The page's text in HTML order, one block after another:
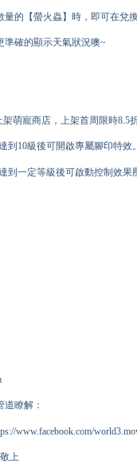
的【螢火蟲】時，即可在兌
準確的顯示天氣狀況噢~
萌寵商店，上架首周限時8.5
10級後可開啟專屬腳印特效。
一定等級後可啟動控制效果
瞭解：
www.facebook.com/
上